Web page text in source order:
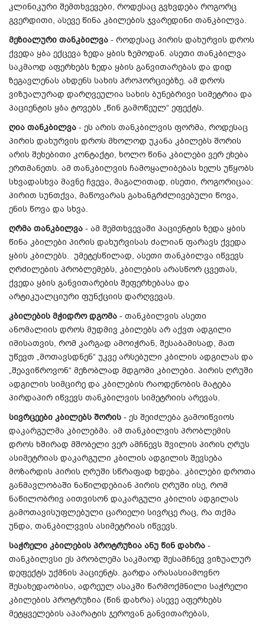
კლინიკური შემთხვევები, როდესაც გვხვდება როგორც
გვერდითი, ასევე წინა კბილების ჯვარედინი თანკბილვა.
მეზიალური თანკბილვა - როდესაც პირის დახურვის დროს
ქვედა ყბა ექცევა ზედა ყბის ზემოდან. ასეთი თანკბილვა
საკმაოდ აფერხებს ზედა ყბის განვითარებას და დიდ
ზეგავლენას ახდენს სახის პროპორციებზე. ამ დროს
ვიზუალურად დარღვეულია სახის ბუნებრივი სიმეტრია და
პაციენტის ყბა ტოვებს „წინ გამოწეულ“ ეფექტს.
ღია თანკბილვა - ეს არის თანკბილვის ფორმა, როდესაც
პირის დახურვის დროს მხოლოდ უკანა კბილებს შორის
არის შეხებითი კონტაქტი, ხოლო წინა კბილები ვერ ეხება
ერთმანეთს. ამ თანკბილვის ჩამოყალიბებას ხელს უწყობს
სხვადასხვა მავნე ჩვევა, მაგალითად, ისეთი, როგორიცაა:
პირით სუნთქვა, მაწოვარას გახანგრძლივებული წოვა,
ენის წოვა და სხვა.
ღრმა თანკბილვა - ამ შემთხვევაში პაციენტის ზედა ყბის
წინა კბილები პირის დახურვისას ძალიან ფარავს ქვედა
ყბის კბილებს. უმეტესწილად, ასეთი თანკბილვა იწვევს
ღრძილების პრობლემებს, კბილების არასწორ ცვეთას,
ქვედა ყბის განვითარების შეფერხებასა და
არტიკუალციური ფუნქციის დარღვევას.
კბილების მჭიდრო დგომა - თანკბილვის ასეთი
ანომალიის დროს მუდმივ კბილებს არ აქვთ ადგილი
იმისათვის, რომ კარგად ამოიჭრან, შესაბამისად, მათ
უწევთ „მოთავსდნენ“ უკვე არსებული კბილის ადგილას და
„შეავიწროვონ“ მეზობლად მდგომი კბილები. პირის ღრუში
ადგილის სიმცირე და კბილების რაოდენობის მატება
პირდაპირ იწვევს თანკბილვის სიმეტრიის არევას.
სივრცეები კბილებს შორის - ეს შეიძლება გამოიწვიოს
დაკარგულმა კბილებმა. ამ თანკბილვის პრობლემის
დროს ხშირად მშობელი ვერ ამჩნევს შვილის პირის ღრუს
ასიმეტრიას დაკარგული კბილის ადგილის შევსება
მოზარდის პირის ღრუში სწრაფად ხდება. კბილები დროთა
განმავლობაში ნაწილდებიან პირის ღრუში ისე, რომ
ნაწილობრივ აითვისონ დაკარგული კბილის ადგილას
გამოთავისუფლებული ცარიელი სივრცე რაც, რა თქმა
უნდა, თანკბილვვის ასიმეტრიას იწვევს.
საჭრელი კბილების პროტრუზია ანუ წინ დახრა -
თანკბილვსი ეს პრობლემა საკმაოდ შესამჩნევ ვიზუალურ
დეფექტს უქმნის პაციენტს. გარდა არასასიამოვნო
შესახედაობისა, ადრეულ ასაკში წარმოქმნილი საჭრელი
კბილების პროტრუზია (წინ დახრა) ასევე აფერხებს
მეტყველების აპარატის ჯეროვან განვითარებას,